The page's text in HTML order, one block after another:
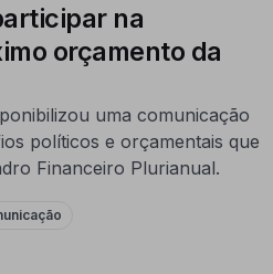
na
orçamento da
uma comunicação
políticos e orçamentais que
Financeiro Plurianual.